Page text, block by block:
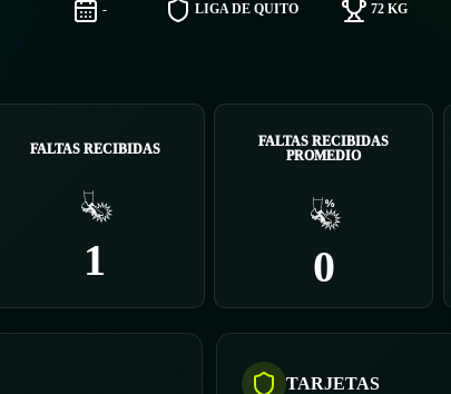
- LIGA DE QUITO 72 KG
FALTAS RECIBIDAS
1
FALTAS RECIBIDAS
PROMEDIO
0
TARJETAS